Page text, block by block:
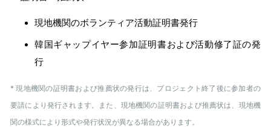
現地機関のボランティア活動証明書発行
韓国ギャップイヤー参加証明書および活動修了証の発
行
* 現地機関の証明書および推薦状の発行は、プロジェクト終了後に参加者の
要請により発行されます。また、現地機関の証明書および推薦状は、現地機
関の様式により形式や発行状況が異なる場合があります。